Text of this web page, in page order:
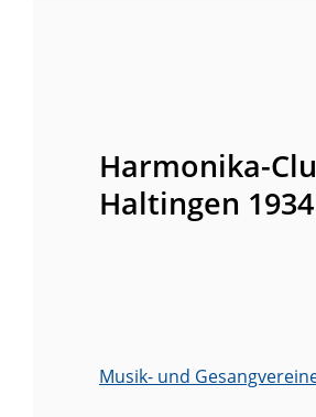
Harmonika-
Haltingen
Musik- und